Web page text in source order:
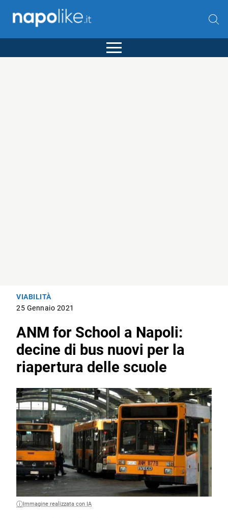
VIABILITÀ
25 Gennaio 2021
ANM for School a Napoli:
decine di bus nuovi per la
riapertura delle scuole
Immagine realizzata con IA